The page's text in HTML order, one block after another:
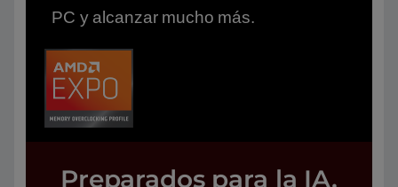
PC y alcanzar mucho más.
Preparados para la IA,